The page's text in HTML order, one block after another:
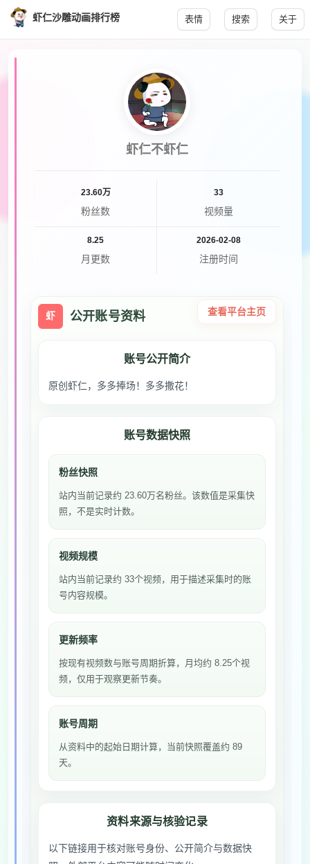
虾仁沙雕动画排行榜 表情 搜索 关于
虾仁不虾仁
23.60万
粉丝数
33
视频量
8.25
月更数
2026-02-08
注册时间
虾 公开账号资料 查看平台主页
账号公开简介
原创虾仁，多多捧场！多多撒花！
账号数据快照
粉丝快照
站内当前记录约 23.60万名粉丝。该数值是采集快
照，不是实时计数。
视频规模
站内当前记录约 33个视频，用于描述采集时的账
号内容规模。
更新频率
按现有视频数与账号周期折算，月均约 8.25个视
频，仅用于观察更新节奏。
账号周期
从资料中的起始日期计算，当前快照覆盖约 89
天。
资料来源与核验记录
以下链接用于核对账号身份、公开简介与数据快